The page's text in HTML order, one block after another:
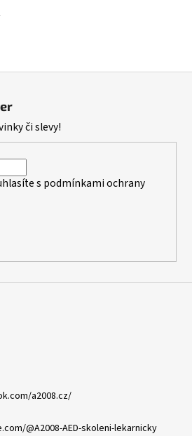
či slevy!
s podmínkami ochrany
a2008.cz/
@A2008-AED-skoleni-lekarnicky